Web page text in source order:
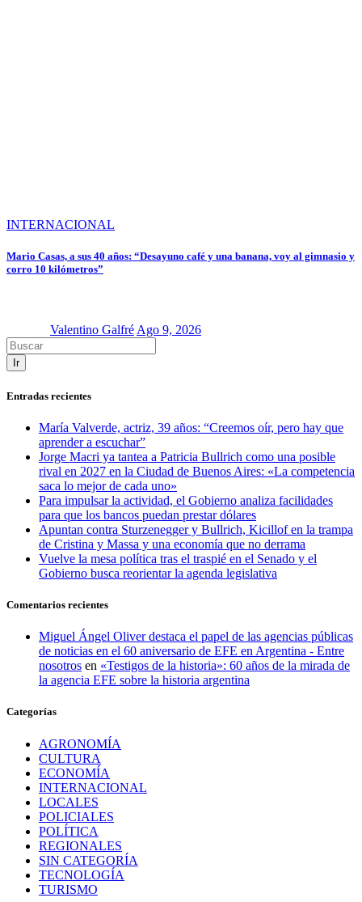
INTERNACIONAL
Mario Casas, a sus 40 años: “Desayuno café y una banana, voy al gimnasio y
corro 10 kilómetros”
Valentino GalfréAgo 9, 2026
Ir
Entradas recientes
María Valverde, actriz, 39 años: “Creemos oír, pero hay que
aprender a escuchar”
Jorge Macri ya tantea a Patricia Bullrich como una posible
rival en 2027 en la Ciudad de Buenos Aires: «La competencia
saca lo mejor de cada uno»
Para impulsar la actividad, el Gobierno analiza facilidades
para que los bancos puedan prestar dólares
Apuntan contra Sturzenegger y Bullrich, Kicillof en la trampa
de Cristina y Massa y una economía que no derrama
Vuelve la mesa política tras el traspié en el Senado y el
Gobierno busca reorientar la agenda legislativa
Comentarios recientes
Miguel Ángel Oliver destaca el papel de las agencias públicas
de noticias en el 60 aniversario de EFE en Argentina - Entre
nosotros en «Testigos de la historia»: 60 años de la mirada de
la agencia EFE sobre la historia argentina
Categorías
AGRONOMÍA
CULTURA
ECONOMÍA
INTERNACIONAL
LOCALES
POLICIALES
POLÍTICA
REGIONALES
SIN CATEGORÍA
TECNOLOGÍA
TURISMO